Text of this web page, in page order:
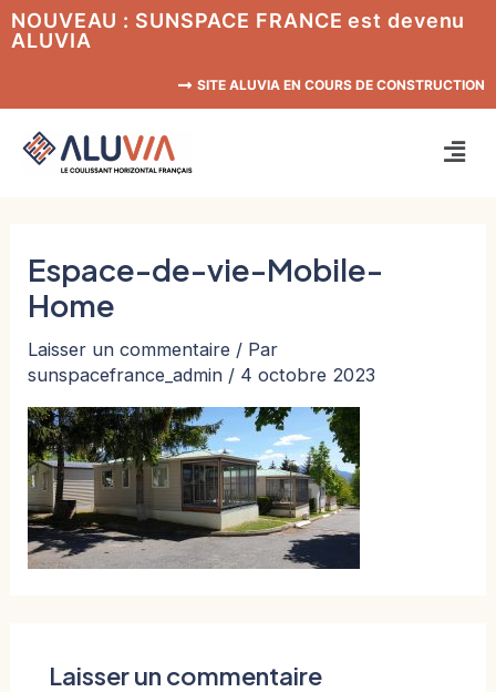
Aller
au
NOUVEAU : SUNSPACE FRANCE est devenu
ALUVIA
SITE ALUVIA EN COURS DE CONSTRUCTION
Espace-de-vie-Mobile-
Home
Laisser un commentaire / Par
sunspacefrance_admin / 4 octobre 2023
Laisser un commentaire